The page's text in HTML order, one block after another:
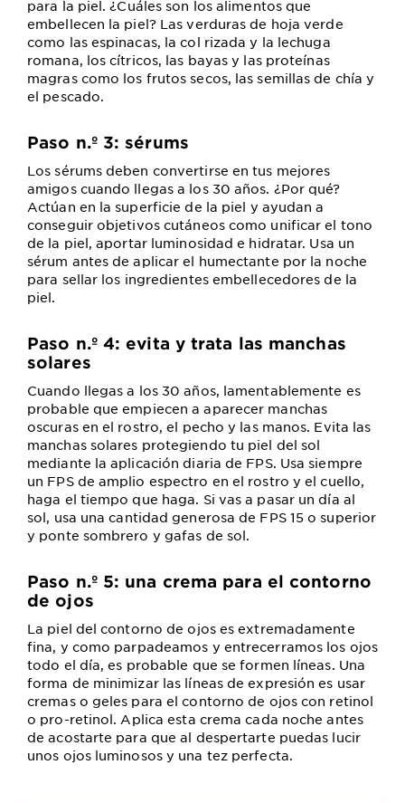
para la piel. ¿Cuáles son los alimentos que
embellecen la piel? Las verduras de hoja verde
como las espinacas, la col rizada y la lechuga
romana, los cítricos, las bayas y las proteínas
magras como los frutos secos, las semillas de chía y
el pescado.
Paso n.º 3: sérums
Los sérums deben convertirse en tus mejores
amigos cuando llegas a los 30 años. ¿Por qué?
Actúan en la superficie de la piel y ayudan a
conseguir objetivos cutáneos como unificar el tono
de la piel, aportar luminosidad e hidratar. Usa un
sérum antes de aplicar el humectante por la noche
para sellar los ingredientes embellecedores de la
piel.
Paso n.º 4: evita y trata las manchas
solares
Cuando llegas a los 30 años, lamentablemente es
probable que empiecen a aparecer manchas
oscuras en el rostro, el pecho y las manos. Evita las
manchas solares protegiendo tu piel del sol
mediante la aplicación diaria de FPS. Usa siempre
un FPS de amplio espectro en el rostro y el cuello,
haga el tiempo que haga. Si vas a pasar un día al
sol, usa una cantidad generosa de FPS 15 o superior
y ponte sombrero y gafas de sol.
Paso n.º 5: una crema para el contorno
de ojos
La piel del contorno de ojos es extremadamente
fina, y como parpadeamos y entrecerramos los ojos
todo el día, es probable que se formen líneas. Una
forma de minimizar las líneas de expresión es usar
cremas o geles para el contorno de ojos con retinol
o pro-retinol. Aplica esta crema cada noche antes
de acostarte para que al despertarte puedas lucir
unos ojos luminosos y una tez perfecta.